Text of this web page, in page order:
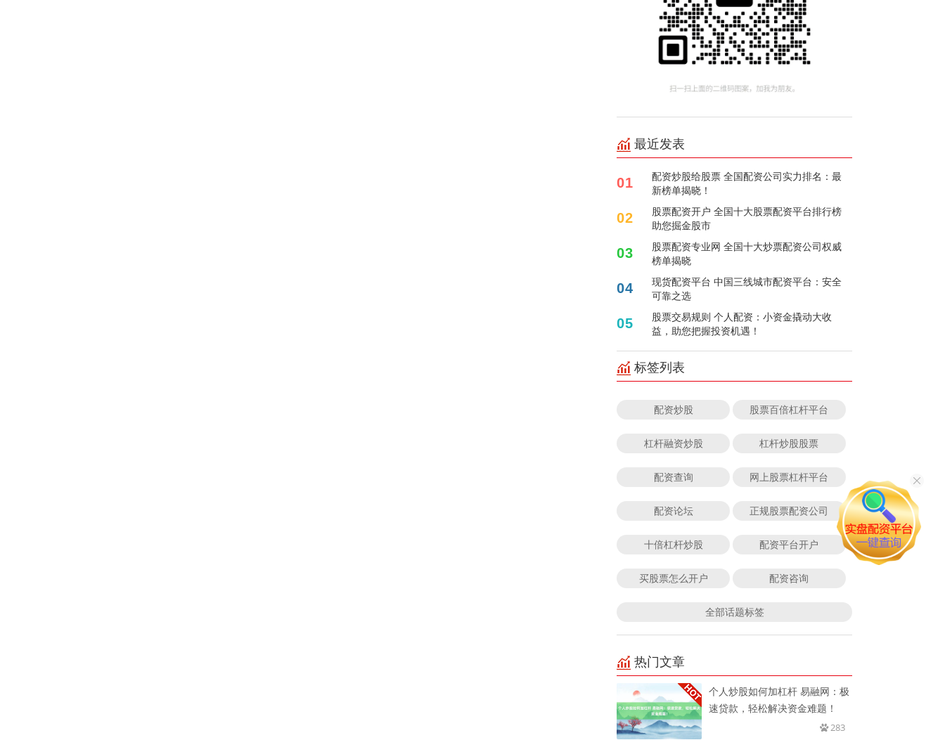
最近发表
01
配资炒股给股票 全国配资公司实力排名：最
新榜单揭晓！
02
股票配资开户 全国十大股票配资平台排行榜
助您掘金股市
03
股票配资专业网 全国十大炒票配资公司权威
榜单揭晓
04
现货配资平台 中国三线城市配资平台：安全
可靠之选
05
股票交易规则 个人配资：小资金撬动大收
益，助您把握投资机遇！
标签列表
配资炒股 股票百倍杠杆平台
杠杆融资炒股 杠杆炒股股票
配资查询 网上股票杠杆平台
配资论坛 正规股票配资公司
十倍杠杆炒股 配资平台开户
买股票怎么开户 配资咨询
全部话题标签
热门文章
个人炒股如何加杠杆 易融网：极
速贷款，轻松解决资金难题！
283